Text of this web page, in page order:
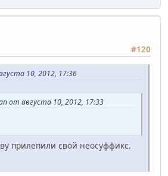
#120
10, 2012, 17:36
от августа 10, 2012, 17:33
прилепили свой неосуффикс.